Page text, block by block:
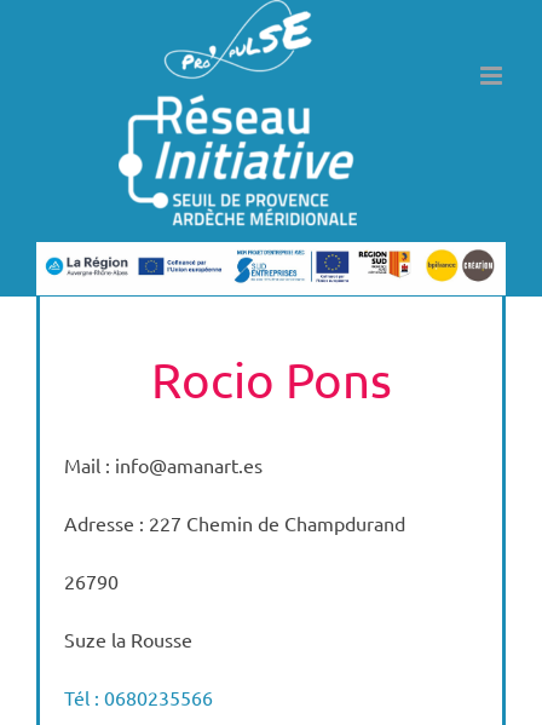
Rocio Pons
Mail : info@amanart.es
Adresse : 227 Chemin de Champdurand
26790
Suze la Rousse
Tél : 0680235566